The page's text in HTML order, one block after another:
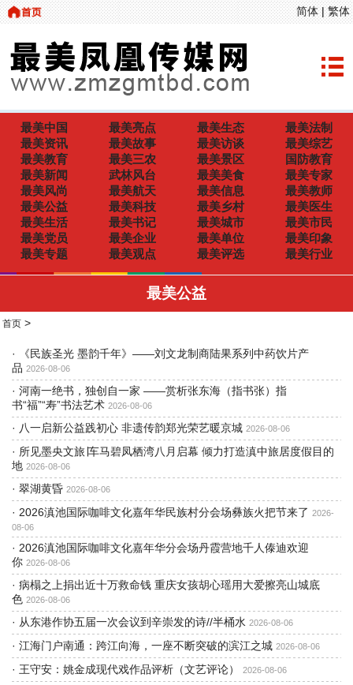
简体| 繁体
最美中国 最美亮点 最美生态
最美法制
最美资讯
最美故事 最美访谈
最美综艺
最美教育
最美三农 最美景区
国防教育
最美新闻
武林风台 最美美食
最美专家
最美风尚
最美航天 最美信息
最美教师
最美公益
最美科技 最美乡村
最美医生
最美生活
最美书记 最美城市
最美市民
最美党员
最美企业 最美单位
最美印象
最美专题
最美观点 最美评选 最美行业
最美公益
首页 >
·
《民族圣光 墨韵千年》——刘文龙制商陆果系列中药饮片产
品 2026-08-06
· 河南一绝书，独创自一家 ——赏析张东海（指书张）指
书“福”“寿”书法艺术 2026-08-06
· 八一启新公益践初心 非遗传韵郑光荣艺暖京城 2026-08-06
· 所见墨央文旅∣车马碧凤栖湾八月启幕 倾力打造滇中旅居度假目的
地 2026-08-06
· 翠湖黄昏 2026-08-06
· 2026滇池国际咖啡文化嘉年华民族村分会场彝族火把节来了 2026-
08-06
· 2026滇池国际咖啡文化嘉年华分会场丹霞营地千人傣迪欢迎
你 2026-08-06
· 病榻之上捐出近十万救命钱 重庆女孩胡心瑶用大爱擦亮山城底
色 2026-08-06
· 从东港作协五届一次会议到辛崇发的诗//半桶水 2026-08-06
· 江海门户南通：跨江向海，一座不断突破的滨江之城 2026-08-06
· 王守安：姚金成现代戏作品评析（文艺评论） 2026-08-06